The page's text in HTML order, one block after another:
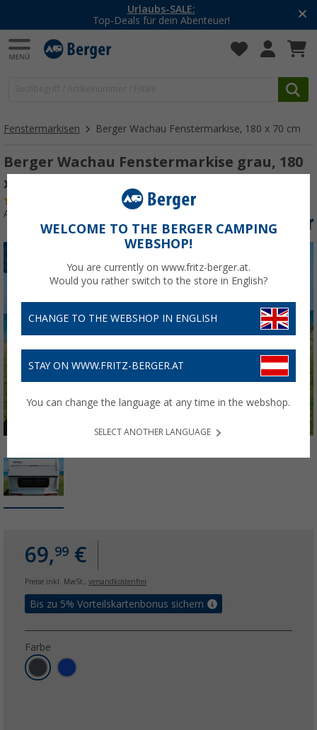
Urlaubs-SALE:
Top-Deals für dein Abenteuer!
Fenstermarkisen Berger Wachau Fenstermarkise, 180 x 70 cm
Berger Wachau Fenstermarkise grau, 180
x 70 cm
Art.-Nr.: 257970
69,99 €
Preise inkl. MwSt., versandkostenfrei
Bis zu 5% Vorteilskartenbonus sichern
Farbe
WELCOME TO THE BERGER CAMPING
WEBSHOP!
You are currently on www.fritz-berger.at.
Would you rather switch to the store in English?
CHANGE TO THE WEBSHOP IN ENGLISH
STAY ON WWW.FRITZ-BERGER.AT
You can change the language at any time in the webshop.
SELECT ANOTHER LANGUAGE